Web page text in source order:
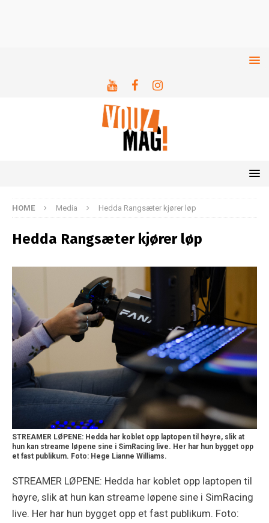
HOME Media Hedda Rangsæter kjører løp
Hedda Rangsæter kjører løp
STREAMER LØPENE: Hedda har koblet opp laptopen til høyre, slik at
hun kan streame løpene sine i SimRacing live. Her har hun bygget opp
et fast publikum. Foto: Hege Lianne Williams.
STREAMER LØPENE: Hedda har koblet opp laptopen til
høyre, slik at hun kan streame løpene sine i SimRacing
live. Her har hun bygget opp et fast publikum. Foto: